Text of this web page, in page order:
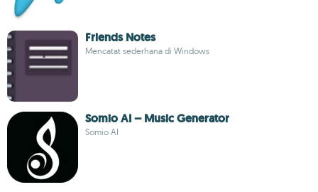
Friends Notes
Mencatat sederhana di Windows
Somio AI – Music Generator
Somio AI